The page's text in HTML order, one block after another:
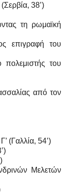
38’)
τη ρωμαϊκή
επιγραφή του
του
από τον
(Γαλλία, 54’)
Μελετών